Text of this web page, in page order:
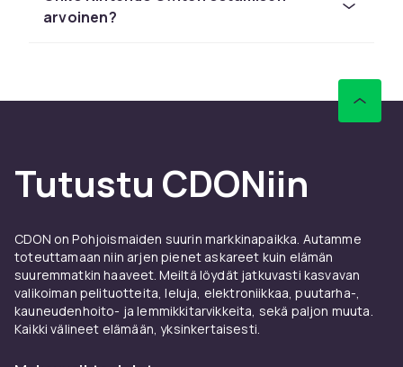
Nintendo Switch Online antaa pääsyn
kilpailukykyisiin hintoihin nopealla toimituksella
arvoinen?
Tutustu CDONiin
CDON on Pohjoismaiden suurin markkinapaikka. Autamme
toteuttamaan niin arjen pienet askareet kuin elämän
suuremmatkin haaveet. Meiltä löydät jatkuvasti kasvavan
valikoiman pelituotteita, leluja, elektroniikkaa, puutarha-,
kauneudenhoito- ja lemmikkitarvikkeita, sekä paljon muuta.
Kaikki välineet elämään, yksinkertaisesti.